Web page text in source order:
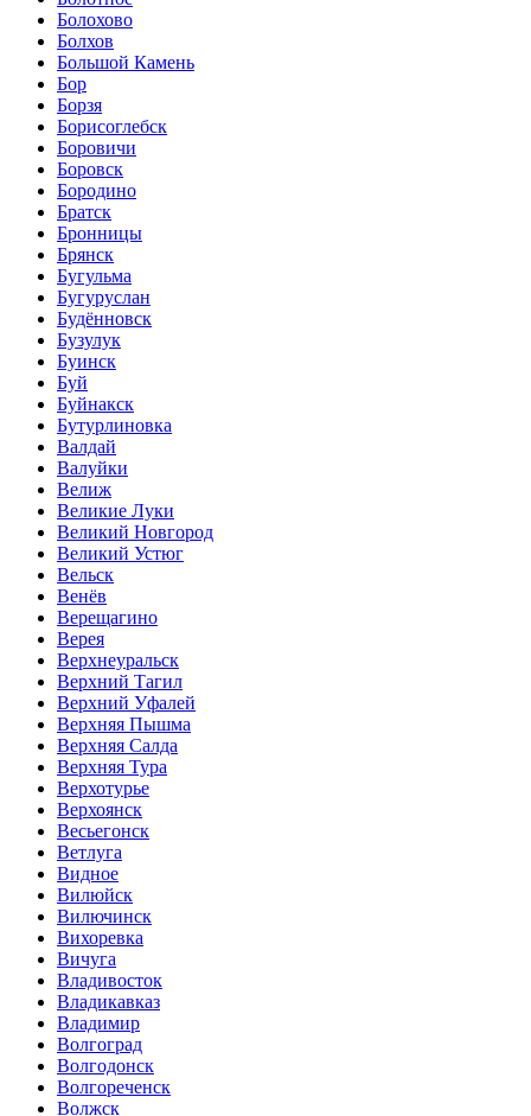
Болохово
Болхов
Большой Камень
Бор
Борзя
Борисоглебск
Боровичи
Боровск
Бородино
Братск
Бронницы
Брянск
Бугульма
Бугуруслан
Будённовск
Бузулук
Буинск
Буй
Буйнакск
Бутурлиновка
Валдай
Валуйки
Велиж
Великие Луки
Великий Новгород
Великий Устюг
Вельск
Венёв
Верещагино
Верея
Верхнеуральск
Верхний Тагил
Верхний Уфалей
Верхняя Пышма
Верхняя Салда
Верхняя Тура
Верхотурье
Верхоянск
Весьегонск
Ветлуга
Видное
Вилюйск
Вилючинск
Вихоревка
Вичуга
Владивосток
Владикавказ
Владимир
Волгоград
Волгодонск
Волгореченск
Волжск